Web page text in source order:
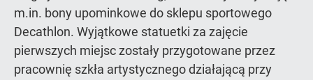
m.in. bony upominkowe do sklepu sportowego
Decathlon. Wyjątkowe statuetki za zajęcie
pierwszych miejsc zostały przygotowane przez
pracownię szkła artystycznego działającą przy